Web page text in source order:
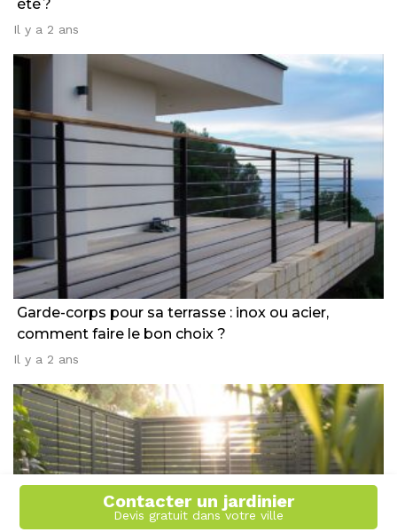
été ?
Il y a 2 ans
Garde-corps pour sa terrasse : inox ou acier,
comment faire le bon choix ?
Il y a 2 ans
Contacter un jardinier
Devis gratuit dans votre ville